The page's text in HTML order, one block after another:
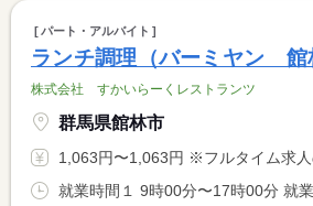
パート・アルバイト
ランチ調理（バーミヤン 館
株式会社 すかいらーくレストランツ
群馬県館林市
1,063円〜1,063円 ※フルタイム求人の場合は月額（換算額）、パート求